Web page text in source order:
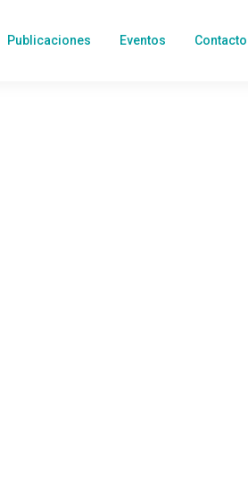
Publicaciones Eventos Contacto